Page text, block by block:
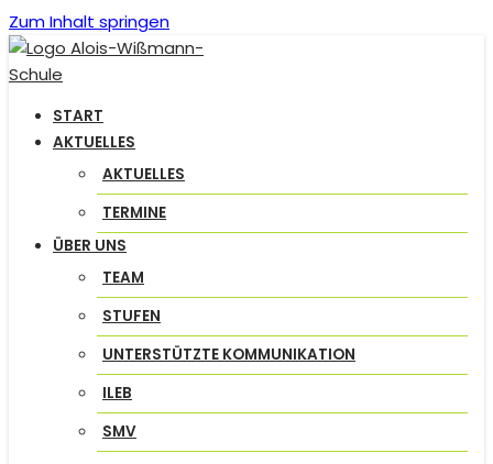
Zum Inhalt springen
START
AKTUELLES
AKTUELLES
TERMINE
ÜBER UNS
TEAM
STUFEN
UNTERSTÜTZTE KOMMUNIKATION
ILEB
SMV